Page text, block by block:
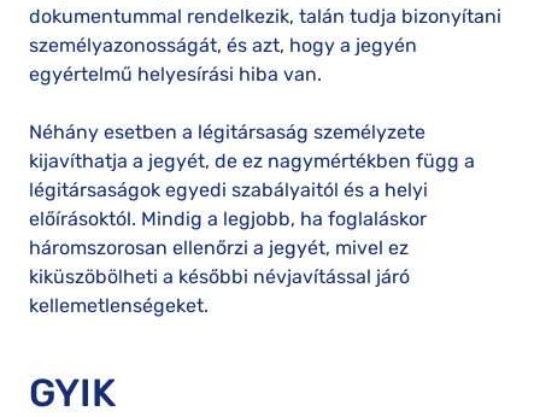
dokumentummal rendelkezik, talán tudja bizonyítani
személyazonosságát, és azt, hogy a jegyén
egyértelmű helyesírási hiba van.
Néhány esetben a légitársaság személyzete
kijavíthatja a jegyét, de ez nagymértékben függ a
légitársaságok egyedi szabályaitól és a helyi
előírásoktól. Mindig a legjobb, ha foglaláskor
háromszorosan ellenőrzi a jegyét, mivel ez
kiküszöbölheti a későbbi névjavítással járó
kellemetlenségeket.
GYIK